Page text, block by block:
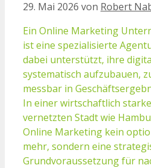
29. Mai 2026 von Robert
Ein Online Marketing
ist eine spezialisierte
dabei unterstützt, ihre
systematisch aufzubauen,
messbar in
In einer wirtschaftlich
vernetzten Stadt wie
Online Marketing kein
mehr, sondern eine
Grundvoraussetzung für